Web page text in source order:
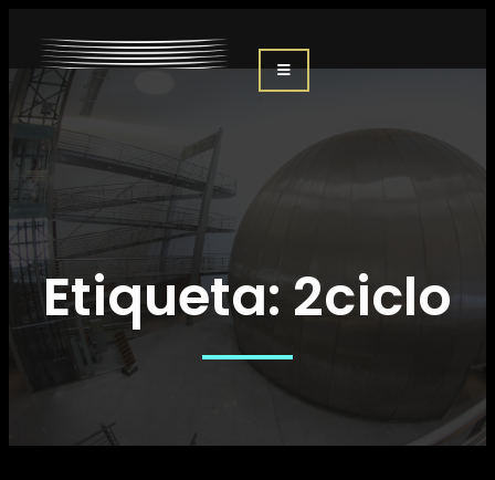
Etiqueta:2ciclo